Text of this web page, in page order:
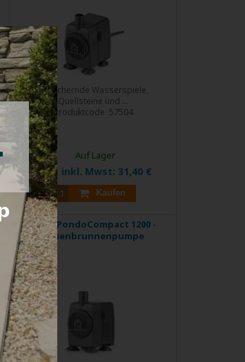
Plätschernde Wasserspiele,
Quellsteine und ...
Produktcode: 57504
Preis inkl. Mwst: 31,40 €
Kaufen
Auf Lager
Pontec PondoCompact 1200 -
Statuenbrunnenpumpe